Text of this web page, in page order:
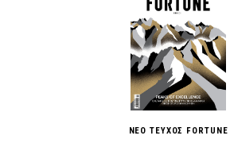
ΝΕΟ ΤΕΥΧΟΣ FORTUNE